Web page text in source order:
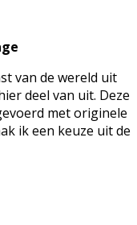
van de wereld uit
deel van uit. Deze
met originele
ik een keuze uit de